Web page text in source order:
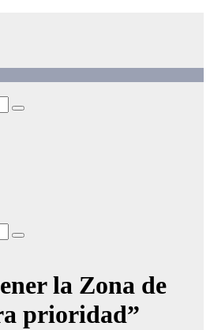
la Zona de
prioridad”